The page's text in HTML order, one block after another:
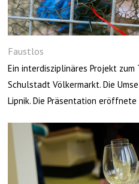
Faustlos
Ein interdisziplinäres Projekt
Schulstadt Völkermarkt. Die
Lipnik. Die Präsentation